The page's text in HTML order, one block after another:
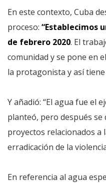
En este contexto, Cuba
proceso: “Establecimos
de febrero 2020. El
comunidad y se pone en
la protagonista y así
Y añadió: “El agua fue el
planteó, pero después
proyectos relacionados a
erradicación de la
En referencia al agua